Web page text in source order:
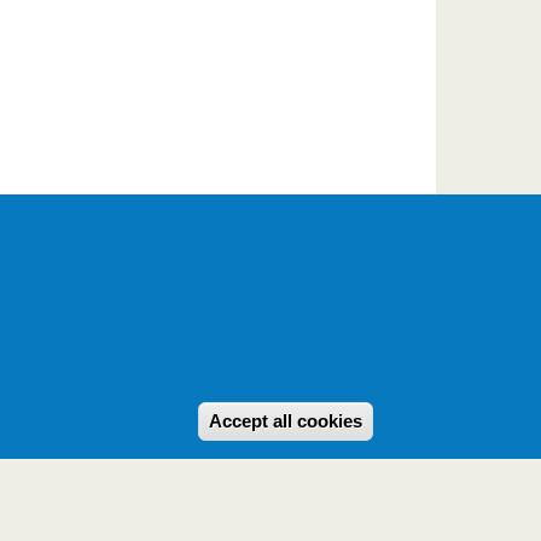
Accept all cookies